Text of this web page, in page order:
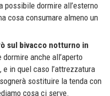
possibile dormire all’esterno
cosa consumare almeno un
sul bivacco notturno in
dormire anche all’aperto
in quel caso l’attrezzatura
sostituire la tenda con
cosa ci serve.